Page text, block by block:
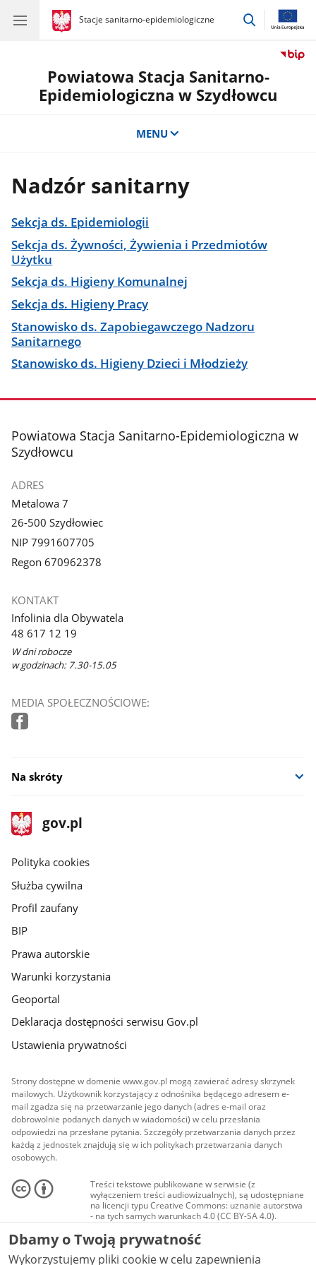
gov.pl
Stacje sanitarno-epidemiologiczne
gov.pl
Stacje
przejdź
Powiatowa Stacja Sanitarno-
Epidemiologiczna w Szydłowcu
MENU
Nadzór sanitarny
Sekcja ds. Epidemiologii
Sekcja ds. Żywności, Żywienia i Przedmiotów
Użytku
Sekcja ds. Higieny Komunalnej
Sekcja ds. Higieny Pracy
Stanowisko ds. Zapobiegawczego Nadzoru
Sanitarnego
Stanowisko ds. Higieny Dzieci i Młodzieży
stopka
Powiatowa Stacja Sanitarno-Epidemiologiczna w
Szydłowcu
ADRES
Metalowa 7
26-500 Szydłowiec
NIP 7991607705
Regon 670962378
KONTAKT
Infolinia dla Obywatela
48 617 12 19
W dni robocze
w godzinach: 7.30-15.05
MEDIA SPOŁECZNOŚCIOWE:
Na skróty
stopka
gov.pl
Strona
gov.pl
gov.pl
Polityka cookies
Służba cywilna
Profil zaufany
BIP
Prawa autorskie
Warunki korzystania
Geoportal
Deklaracja dostępności serwisu Gov.pl
Ustawienia prywatności
Strony dostępne w domenie www.gov.pl mogą zawierać adresy skrzynek
mailowych. Użytkownik korzystający z odnośnika będącego adresem e-
mail zgadza się na przetwarzanie jego danych (adres e-mail oraz
dobrowolnie podanych danych w wiadomości) w celu przesłania
odpowiedzi na przesłane pytania. Szczegóły przetwarzania danych przez
każdą z jednostek znajdują się w ich politykach przetwarzania danych
osobowych.
Treści tekstowe publikowane w serwisie (z
wyłączeniem treści audiowizualnych), są udostępniane
na licencji typu Creative Commons: uznanie autorstwa
- na tych samych warunkach 4.0 (CC BY-SA 4.0).
Materiały audiowizualne, w tym zdjęcia, materiały
audio i wideo, są udostępniane na licencji typu
Creative Commons: uznanie autorstwa użycie
niekomercyjne - bez utworów zależnych 4.0 (CC BY-
Dbamy o Twoją prywatność
Wykorzystujemy pliki cookie w celu zapewnienia